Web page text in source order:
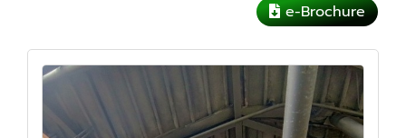
e-Brochure